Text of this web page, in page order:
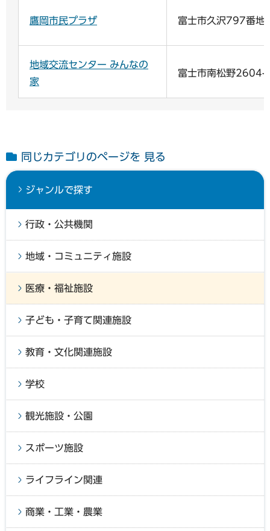
鷹岡市民プラザ 富士市久沢797番地
地域交流センター みんなの
家
富士市南松野2604-
同じカテゴリのページを 見る
ジャンルで探す
行政・公共機関
地域・コミュニティ施設
医療・福祉施設
子ども・子育て関連施設
教育・文化関連施設
学校
観光施設・公園
スポーツ施設
ライフライン関連
商業・工業・農業